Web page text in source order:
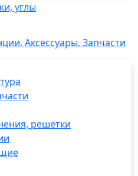
углы
Аксессуары. Запчасти
решетки